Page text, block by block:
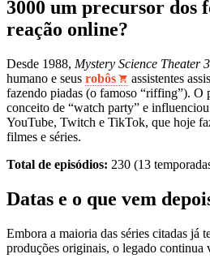
3000 um precursor dos
reação online?
Desde 1988, Mystery Science Theater
humano e seus robôs assistentes
fazendo piadas (o famoso “riffing”). O
conceito de “watch party” e
YouTube, Twitch e TikTok, que hoje
filmes e séries.
Total de episódios: 230 (13
Datas e o que vem
Embora a maioria das séries citadas já
produções originais, o legado continua